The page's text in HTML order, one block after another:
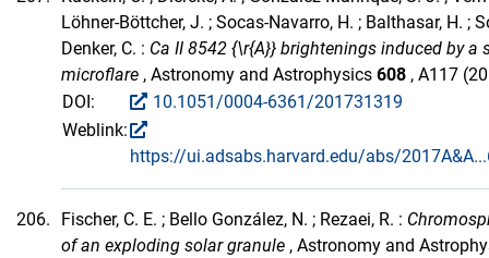
Löhner-Böttcher, J. ; Socas-Navarro, H. ; Balthasar, H. ;
Denker, C. : Ca II 8542 {\r{A}} brightenings induced by a
microflare , Astronomy and Astrophysics 608 , A117
DOI:
10.1051/0004-6361/201731319
Weblink:
https://ui.adsabs.harvard.edu/abs/
206. Fischer, C. E. ; Bello González, N. ; Rezaei, R. :
of an exploding solar granule , Astronomy and